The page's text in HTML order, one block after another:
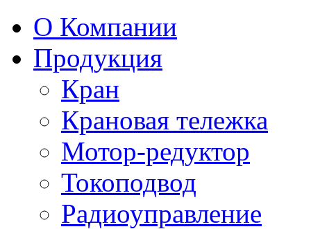
О Компании
Продукция
Кран
Крановая тележка
Мотор-редуктор
Токоподвод
Радиоуправление